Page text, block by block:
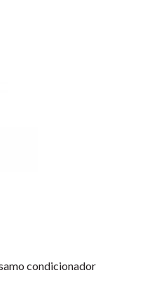
condicionador